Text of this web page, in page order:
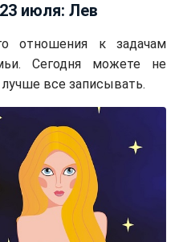
июля: Лев
отношения к задачам
Сегодня можете не
все записывать.